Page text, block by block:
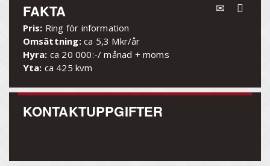
FAKTA
Pris: Ring för information
Omsättning: ca 5,3 Mkr/år
Hyra: ca 20 000:-/ månad + moms
Yta: ca 425 kvm
KONTAKTUPPGIFTER